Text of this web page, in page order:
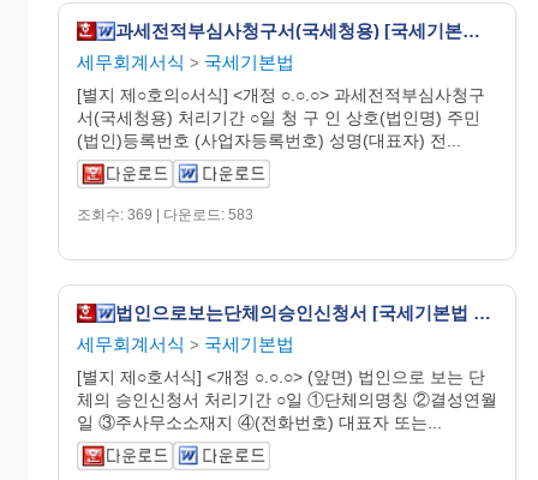
과세전적부심사청구서(국세청용) [국세기본법 시행규칙 서식56의3]
세무회계서식 > 국세기본법
[별지 제○호의○서식] <개정 ○.○.○> 과세전적부심사청구
서(국세청용) 처리기간 ○일 청 구 인 상호(법인명) 주민
(법인)등록번호 (사업자등록번호) 성명(대표자) 전...
조회수: 369 | 다운로드: 583
법인으로보는단체의승인신청서 [국세기본법 시행규칙 서식6]
세무회계서식 > 국세기본법
[별지 제○호서식] <개정 ○.○.○> (앞면) 법인으로 보는 단
체의 승인신청서 처리기간 ○일 ①단체의명칭 ②결성연월
일 ③주사무소소재지 ④(전화번호) 대표자 또는...